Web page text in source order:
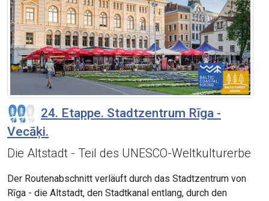
24. Etappe. Stadtzentrum Rīga -
Vecāķi.
Die Altstadt - Teil des UNESCO-Weltkulturerbe
Der Routenabschnitt verläuft durch das Stadtzentrum von
Rīga - die Altstadt, den Stadtkanal entlang, durch den